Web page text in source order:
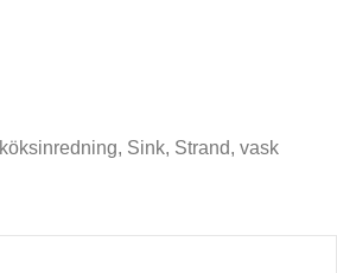
köksinredning, Sink, Strand, vask